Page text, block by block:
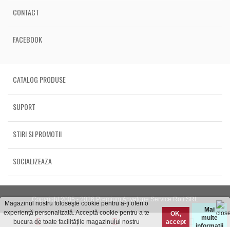
Magazinul nostru foloseşte cookie pentru a-ți oferi o
experiență personalizată. Acceptă cookie pentru a te
bucura de toate facilitățile magazinului nostru
OK,
accept
Mai
multe
CONTACT
FACEBOOK
CATALOG PRODUSE
SUPORT
STIRI SI PROMOTII
SOCIALIZEAZA
Copyright 2005 - 2026 Premium Anvelope Service Roti SRL